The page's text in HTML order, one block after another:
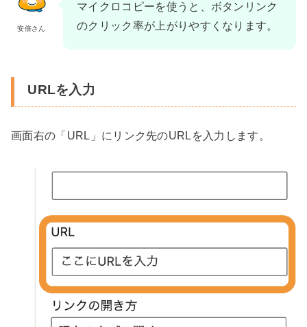
安倍さん
マイクロコピーを使うと、ボタンリンク
のクリック率が上がりやすくなります。
URLを入力
画面右の「URL」にリンク先のURLを入力します。